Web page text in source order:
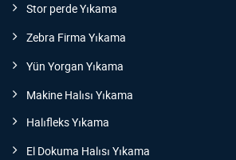
Stor perde Yıkama
Zebra Firma Yıkama
Yün Yorgan Yıkama
Makine Halısı Yıkama
Halıfleks Yıkama
El Dokuma Halısı Yıkama